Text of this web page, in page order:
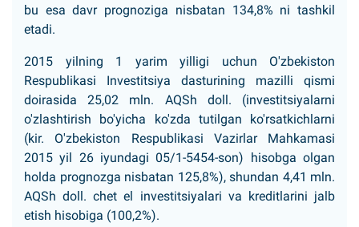
bu esa davr prognoziga nisbatan 134,8% ni tashkil
etadi.
2015 yilning 1 yarim yilligi uchun O'zbekiston
Respublikasi Investitsiya dasturining mazilli qismi
doirasida 25,02 mln. AQSh doll. (investitsiyalarni
o'zlashtirish bo'yicha ko'zda tutilgan ko'rsatkichlarni
(kir. O'zbekiston Respublikasi Vazirlar Mahkamasi
2015 yil 26 iyundagi 05/1-5454-son) hisobga olgan
holda prognozga nisbatan 125,8%), shundan 4,41 mln.
AQSh doll. chet el investitsiyalari va kreditlarini jalb
etish hisobiga (100,2%).